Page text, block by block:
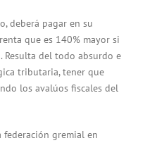
deberá pagar en su
que es 140% mayor si
del todo absurdo e
tributaria, tener que
los avalúos fiscales del
federación gremial en